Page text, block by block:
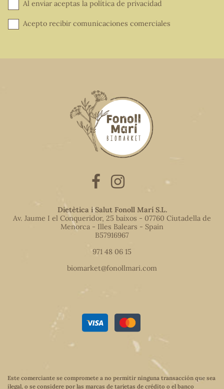
Al enviar aceptas la política de privacidad
Acepto recibir comunicaciones comerciales
Dietètica i Salut Fonoll Marí S.L.
Av. Jaume I el Conqueridor, 25 baixos - 07760 Ciutadella de
Menorca - Illes Balears - Spain
B57916967
971 48 06 15
biomarket@fonollmari.com
Este comerciante se compromete a no permitir ninguna transacción que sea
ilegal, o se considere por las marcas de tarjetas de crédito o el banco